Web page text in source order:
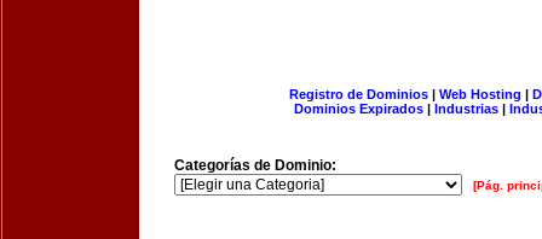
Registro de Dominios| Web Hosting |
Dominios Expirados | Industrias |
Categorías de Dominio:
[Pág.